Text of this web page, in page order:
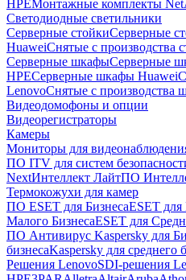
HPEМонтажные комплекты
Светодиодные светильники
Серверные стойкиСерверные
HuaweiСнятые с производства
Серверные шкафыСерверные
HPEСерверные шкафы Huawei
LenovoСнятые с производства
Видеодомофоны и опции
Видеорегистраторы
Камеры
Мониторы для
ПО ITV для систем
NextИнтеллект ЛайтПО
Термокожухи для камер
ПО ESET для БизнесаESET для
Малого БизнесаESET для
ПО Антивирус Kaspersky для
бизнесаKaspersky для среднего
Решения LenovoSDI-решения